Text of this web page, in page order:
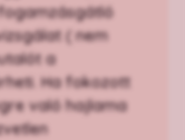
( nem
a
Ha fokozott
való hajlama